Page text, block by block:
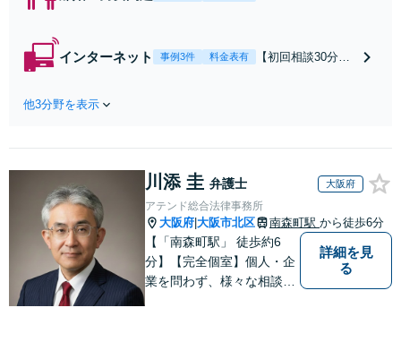
れたら、サインす
負担を軽減「弁護
士の交渉で慰謝料
金額アップ／減額
交渉も対応可」
【完全個室対応】
インターネット 事例3件 料金表有
【初回相談30分無
報開示請求をおこ
お店の風評被害対
策／売り上げ低下
防止のために尽
力」加害者側の対
応可：開示請求の
意見照会が来たと
きの対処法、被害
他3分野を表示
川添 圭 弁護士 大阪府
アテンド総合法律事務所
大阪府 大阪市北区 南森町駅 から徒歩6分
【「南森町駅」 徒歩約6
分】【完全個室】個人・企
業を問わず、様々な相談を
詳細を見
る